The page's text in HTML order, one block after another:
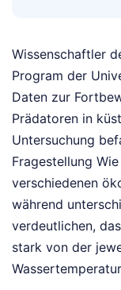
Wissenschaftler
Program der
Daten zur
Prädatoren in
Untersuchung
Fragestellung
verschiedenen
während
verdeutlichen,
stark von der